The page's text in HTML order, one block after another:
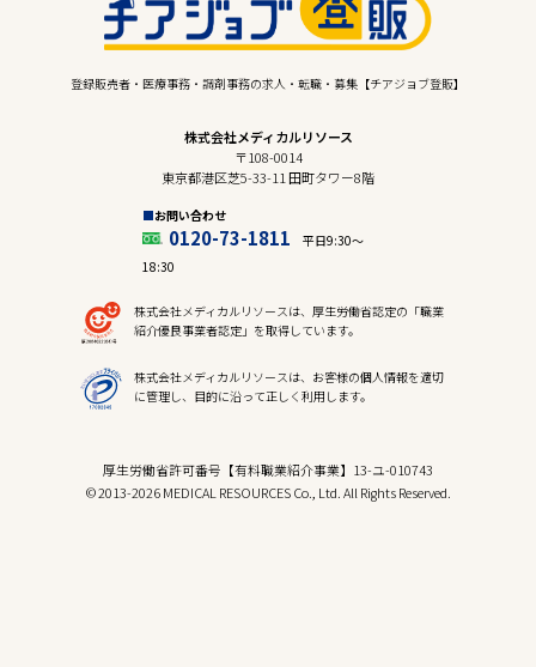
登録販売者・医療事務・調剤事務の求人・転職・募集【チアジョブ登販】
株式会社メディカルリソース
〒108-0014
東京都港区芝5-33-11 田町タワー8階
お問い合わせ
0120-73-1811
平日9:30〜
18:30
株式会社メディカルリソースは、厚生労働省認定の「職業
紹介優良事業者認定」を取得しています。
株式会社メディカルリソースは、お客様の個人情報を適切
に管理し、目的に沿って正しく利用します。
厚生労働省許可番号【有料職業紹介事業】13-ユ-010743
© 2013-2026 MEDICAL RESOURCES Co., Ltd. All Rights Reserved.